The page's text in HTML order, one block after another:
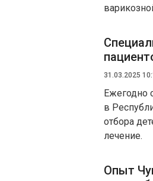
31.03.2025
Ежегодно
в
отбора
лечение.
Опыт